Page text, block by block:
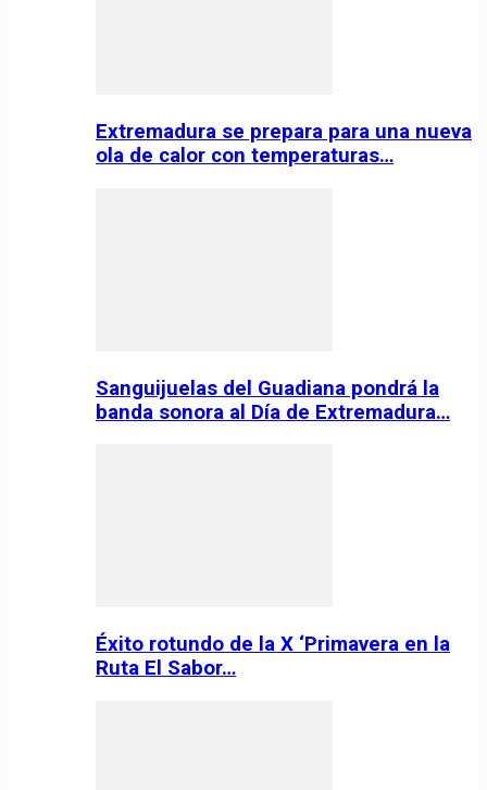
Extremadura se prepara para una nueva
ola de calor con temperaturas…
Sanguijuelas del Guadiana pondrá la
banda sonora al Día de Extremadura…
Éxito rotundo de la X ‘Primavera en la
Ruta El Sabor…